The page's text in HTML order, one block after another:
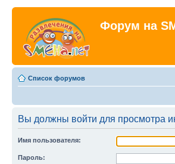
Форум на
Список форумов
Вы должны войти для просмотра
Имя пользователя:
Пароль: